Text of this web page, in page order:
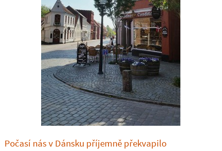
Počasí nás v Dánsku příjemně překvapilo